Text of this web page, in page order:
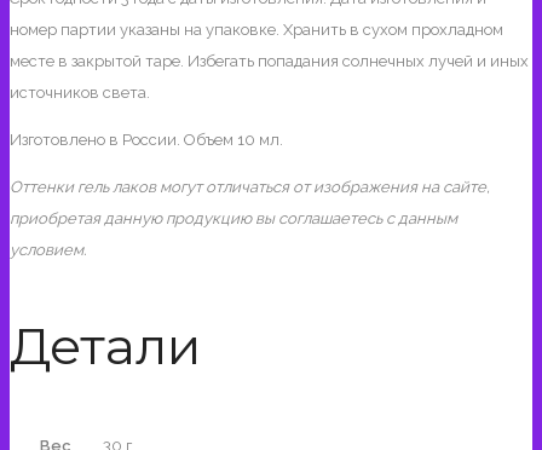
номер партии указаны на упаковке. Хранить в сухом прохладном
месте в закрытой таре. Избегать попадания солнечных лучей и иных
источников света.
Изготовлено в России. Объем 10 мл.
Оттенки гель лаков могут отличаться от изображения на сайте,
приобретая данную продукцию вы соглашаетесь с данным
условием.
Детали
Вес 30 г